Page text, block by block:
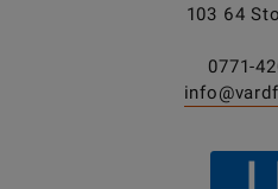
103 64
0771-